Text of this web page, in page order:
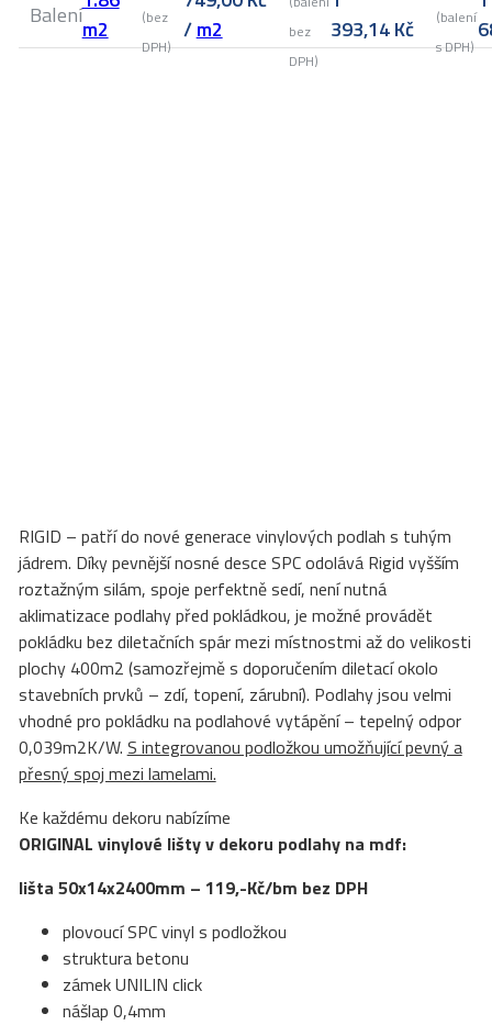
Balením2
(bez
DPH)
/m2
bez
DPH)
393,14Kč
(balení
s DPH)
RIGID – patří do nové generace vinylových podlah s tuhým
jádrem. Díky pevnější nosné desce SPC odolává Rigid vyšším
roztažným silám, spoje perfektně sedí, není nutná
aklimatizace podlahy před pokládkou, je možné provádět
pokládku bez diletačních spár mezi místnostmi až do velikosti
plochy 400m2 (samozřejmě s doporučením diletací okolo
stavebních prvků – zdí, topení, zárubní). Podlahy jsou velmi
vhodné pro pokládku na podlahové vytápění – tepelný odpor
0,039m2K/W. S integrovanou podložkou umožňující pevný a
přesný spoj mezi lamelami.
Ke každému dekoru nabízíme
ORIGINAL vinylové lišty v dekoru podlahy na mdf:
lišta 50x14x2400mm – 119,-Kč/bm bez DPH
plovoucí SPC vinyl s podložkou
struktura betonu
zámek UNILIN click
nášlap 0,4mm